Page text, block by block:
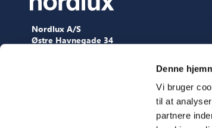
Denne
Vi bruger
til at
partnere
Nordlux A/S
Østre Havnegade 34